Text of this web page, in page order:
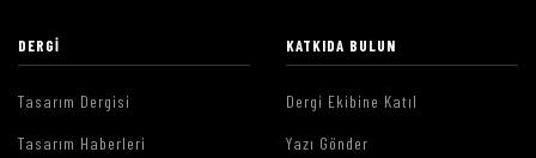
DERGI
Tasarım Dergisi
Tasarım Haberleri
KATKIDA BULUN
Dergi Ekibine Katıl
Yazı Gönder